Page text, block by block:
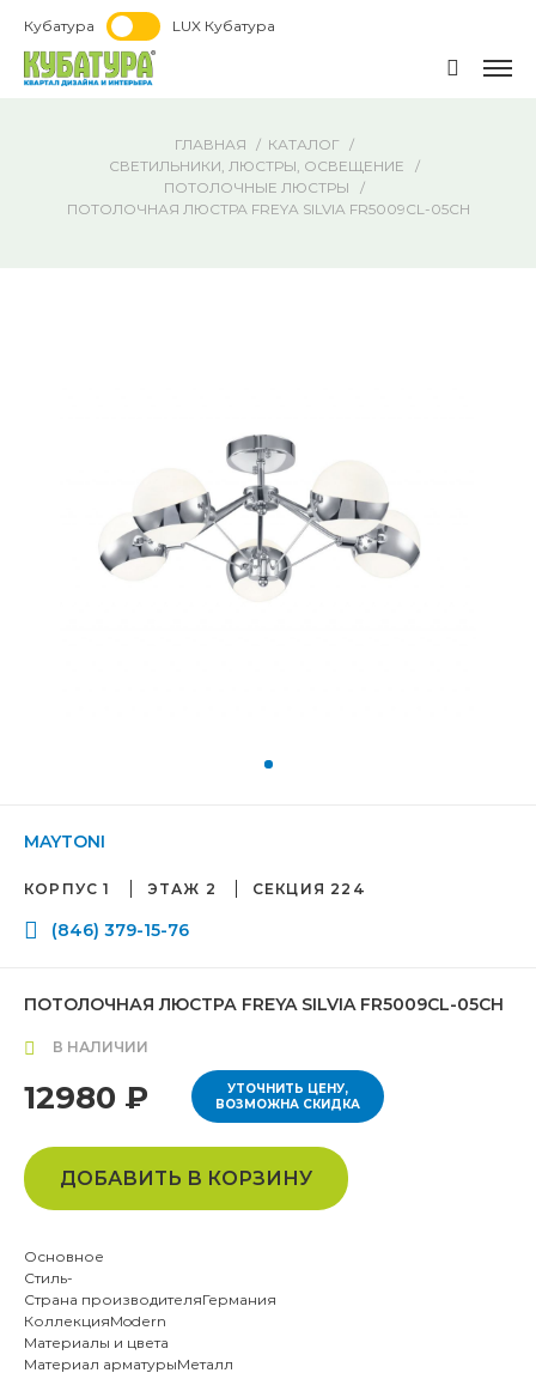
Кубатура LUX Кубатура
ГЛАВНАЯ
КАТАЛОГ
СВЕТИЛЬНИКИ, ЛЮСТРЫ, ОСВЕЩЕНИЕ
ПОТОЛОЧНЫЕ ЛЮСТРЫ
ПОТОЛОЧНАЯ ЛЮСТРА FREYA SILVIA FR5009CL-05CH
MAYTONI
КОРПУС 1 ЭТАЖ 2 СЕКЦИЯ 224
(846) 379-15-76
ПОТОЛОЧНАЯ ЛЮСТРА FREYA SILVIA FR5009CL-05CH
В НАЛИЧИИ
12980 ₽
УТОЧНИТЬ ЦЕНУ,
ВОЗМОЖНА СКИДКА
ДОБАВИТЬ В КОРЗИНУ
Основное
Стиль-
Страна производителяГермания
КоллекцияModern
Материалы и цвета
Материал арматурыМеталл